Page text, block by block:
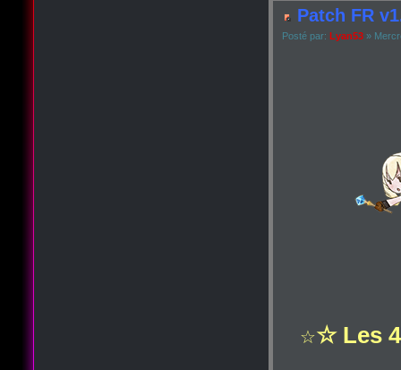
Patch FR
Posté par: Lyan53 »
☆☆ Les